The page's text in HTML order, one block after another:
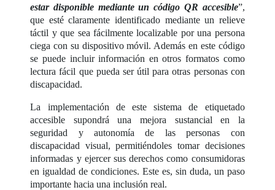
estar disponible mediante un código QR accesible”,
que esté claramente identificado mediante un relieve
táctil y que sea fácilmente localizable por una persona
ciega con su dispositivo móvil. Además en este código
se puede incluir información en otros formatos como
lectura fácil que pueda ser útil para otras personas con
discapacidad.
La implementación de este sistema de etiquetado
accesible supondrá una mejora sustancial en la
seguridad y autonomía de las personas con
discapacidad visual, permitiéndoles tomar decisiones
informadas y ejercer sus derechos como consumidoras
en igualdad de condiciones. Este es, sin duda, un paso
importante hacia una inclusión real.